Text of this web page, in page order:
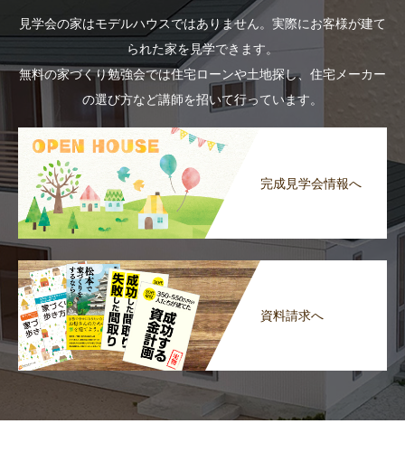
見学会の家はモデルハウスではありません。実際にお客様が建て
られた家を見学できます。
無料の家づくり勉強会では住宅ローンや土地探し、住宅メーカー
の選び方など講師を招いて行っています。
完成見学会情報へ
資料請求へ